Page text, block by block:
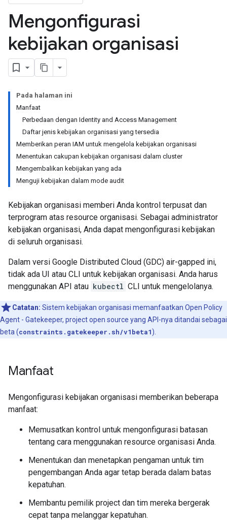
Mengonfigurasi
kebijakan organisasi
Pada halaman ini
Manfaat
Perbedaan dengan Identity and Access Management
Daftar jenis kebijakan organisasi yang tersedia
Memberikan peran IAM untuk mengelola kebijakan organisasi
Menentukan cakupan kebijakan organisasi dalam cluster
Mengembalikan kebijakan yang ada
Menguji kebijakan dalam mode audit
Kebijakan organisasi memberi Anda kontrol terpusat dan
terprogram atas resource organisasi. Sebagai administrator
kebijakan organisasi, Anda dapat mengonfigurasi kebijakan
di seluruh organisasi.
Dalam versi Google Distributed Cloud (GDC) air-gapped ini,
tidak ada UI atau CLI untuk kebijakan organisasi. Anda harus
menggunakan API atau kubectl CLI untuk mengelolanya.
Catatan: Sistem kebijakan organisasi memanfaatkan Open Policy
Agent - Gatekeeper, project open source yang API-nya ditandai sebagai
beta (constraints.gatekeeper.sh/v1beta1).
Manfaat
Mengonfigurasi kebijakan organisasi memberikan beberapa
manfaat:
Memusatkan kontrol untuk mengonfigurasi batasan
tentang cara menggunakan resource organisasi Anda.
Menentukan dan menetapkan pengaman untuk tim
pengembangan Anda agar tetap berada dalam batas
kepatuhan.
Membantu pemilik project dan tim mereka bergerak
cepat tanpa melanggar kepatuhan.